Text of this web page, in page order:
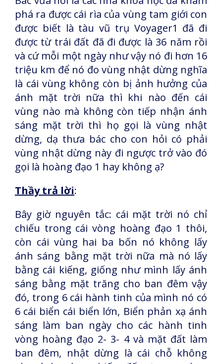
phá ra được cái rìa của vùng tam giới con
được biết là tàu vũ trụ Voyager1 đã đi
được từ trái đất đã đi được là 36 năm rồi
và cứ mỗi một ngày như vậy nó đi hơn 16
triệu km để nó đo vùng nhật dừng nghĩa
là cái vùng không còn bị ảnh hưởng của
ánh mặt trời nữa thì khi nào đến cái
vùng nào mà không còn tiếp nhận ánh
sáng mặt trời thì họ gọi là vùng nhật
dừng, dạ thưa bác cho con hỏi có phải
vùng nhật dừng này đi ngược trở vào đó
gọi là hoàng đạo 1 hay không ạ?
Thầy trả lời:
Bây giờ nguyên tắc: cái mặt trời nó chỉ
chiếu trong cái vòng hoàng đạo 1 thôi,
còn cái vùng hai ba bốn nó không lấy
ánh sáng bằng mặt trời nữa mà nó lấy
bằng cái kiếng, giống như mình lấy ánh
sáng bằng mặt trăng cho ban đêm vậy
đó, trong 6 cái hành tinh của mình nó có
6 cái biển cái biển lớn, Biển phản xạ ánh
sáng làm ban ngày cho các hành tinh
vòng hoàng đạo 2- 3- 4 và mặt đất làm
ban đêm, nhật dừng là cái chỗ không